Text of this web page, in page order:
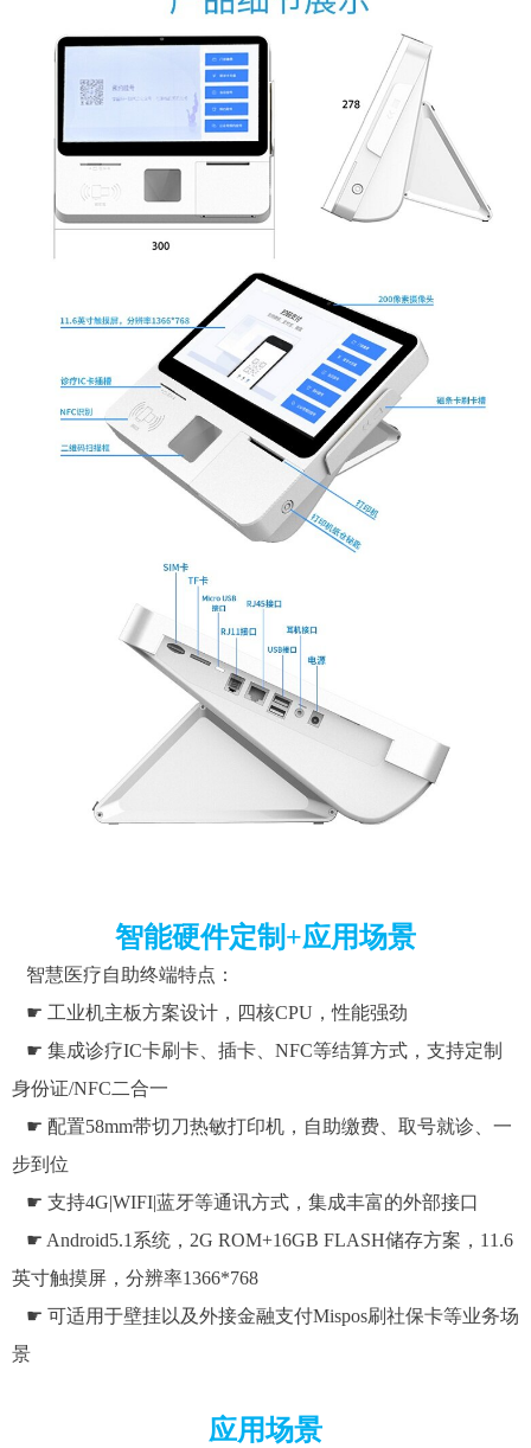
智能硬件定制+应用场景
智慧医疗自助终端特点：
☛ 工业机主板方案设计，四核CPU，性能强劲
☛ 集成诊疗IC卡刷卡、插卡、NFC等结算方式，支持定制
身份证/NFC二合一
☛ 配置58mm带切刀热敏打印机，自助缴费、取号就诊、一
步到位
☛ 支持4G|WIFI|蓝牙等通讯方式，集成丰富的外部接口
☛ Android5.1系统，2G ROM+16GB FLASH储存方案，11.6
英寸触摸屏，分辨率1366*768
☛ 可适用于壁挂以及外接金融支付Mispos刷社保卡等业务场
景
应用场景